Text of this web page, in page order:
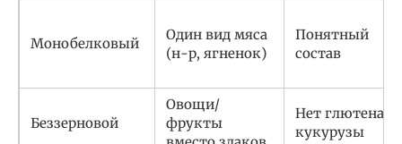
Монобелковый
Один вид мяса
(н-р, ягненок)
Понятный
состав
Беззерновой
Овощи/
фрукты
Нет глютена и
кукурузы